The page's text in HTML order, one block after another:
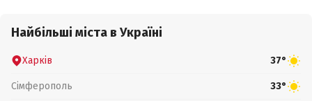
Найбільші міста в Україні
Харків 37°
Сімферополь 33°